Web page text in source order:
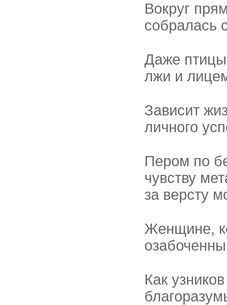
Вокруг
собралась
Даже
лжи и
Зависит
личного
Пером по
чувству
за версту
Женщине,
Как